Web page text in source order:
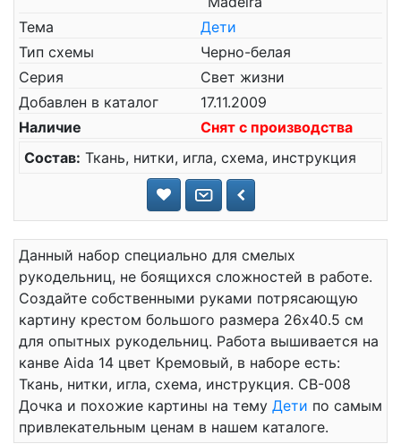
Тема
Дети
Тип схемы
Черно-белая
Серия
Свет жизни
Добавлен в каталог
17.11.2009
Наличие
Снят с производства
Состав: Ткань, нитки, игла, схема, инструкция
Данный набор специально для смелых
рукодельниц, не боящихся сложностей в работе.
Создайте собственными руками потрясающую
картину крестом большого размера 26x40.5 см
для опытных рукодельниц. Работа вышивается на
канве Aida 14 цвет Кремовый, в наборе есть:
Ткань, нитки, игла, схема, инструкция. СВ-008
Дочка и похожие картины на тему Дети по самым
привлекательным ценам в нашем каталоге.